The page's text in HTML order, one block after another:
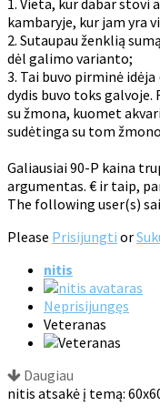
1. Vieta, kur dabar stovi
kambaryje, kur jam yra
2. Sutaupau ženklią
dėl galimo varianto;
3. Tai buvo pirminė
dydis buvo toks galvoje.
su žmona, kuomet
sudėtinga su tom
Galiausiai 90-P kaina
argumentas. € ir taip,
The following user(s)
Please Prisijungti or
nitis
Neprisijungęs
Veteranas
Daugiau
nitis atsakė į temą: